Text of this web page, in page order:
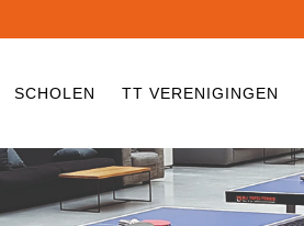
SCHOLEN TT VERENIGINGEN